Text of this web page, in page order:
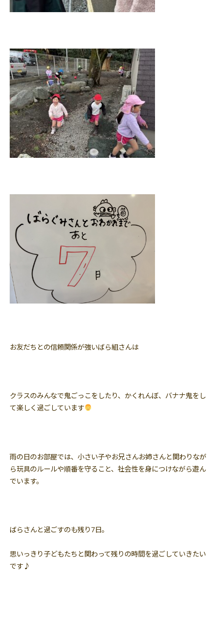
お友だちとの信頼関係が強いばら組さんは
クラスのみんなで鬼ごっこをしたり、かくれんぼ、バナナ鬼をし
て楽しく過ごしています
雨の日のお部屋では、小さい子やお兄さんお姉さんと関わりなが
ら玩具のルールや順番を守ること、社会性を身につけながら遊ん
でいます。
ばらさんと過ごすのも残り7日。
思いっきり子どもたちと関わって残りの時間を過ごしていきたい
です♪